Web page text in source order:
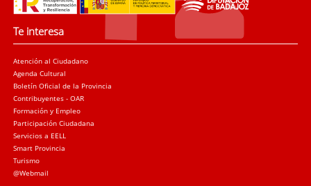
Te interesa
Atención al Ciudadano
Agenda Cultural
Boletín Oficial de la Provincia
Contribuyentes - OAR
Formación y Empleo
Participación Ciudadana
Servicios a EELL
Smart Provincia
Turismo
@Webmail